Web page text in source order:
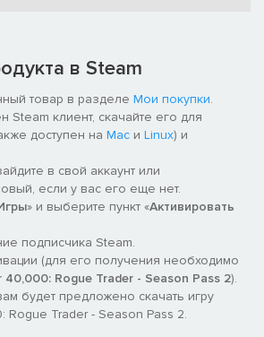
местом. В этом дополнении
элементы игровой механики.
зеркало!Привнесите свежую струю в
странствий по простору Коронус.
в себя 7 новых уникальных
и 3 для женщин, а также 4 особых
для Лорда-капитана. Ведёте ли вы
уничтожаете своих врагов —
Бесплатно для всех владельцев
в Steam
товар в разделе Мои покупки.
Steam клиент, скачайте его для
доступен на Mac и Linux) и
в свой аккаунт или
если у вас его еще нет.
» и выберите пункт «Активировать
подписчика Steam.
(для его получения необходимо
40,000: Rogue Trader - Season Pass 2).
будет предложено скачать игру
Rogue Trader - Season Pass 2.